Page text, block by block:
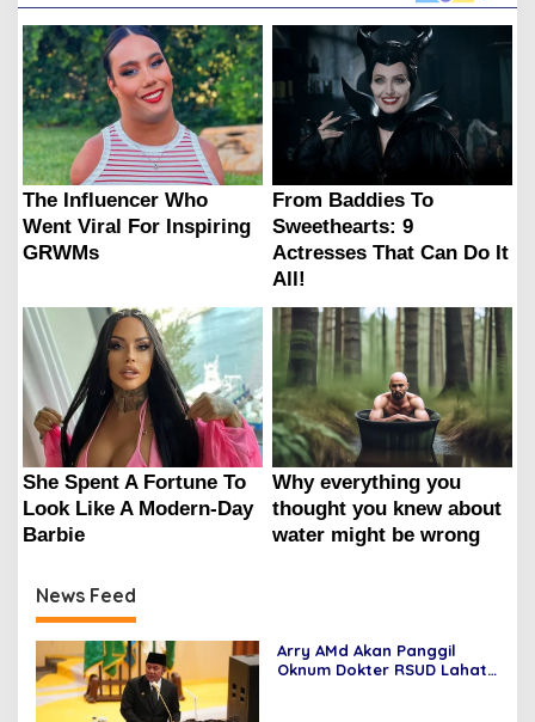
News Feed
Arry AMd Akan Panggil
Oknum Dokter RSUD Lahat